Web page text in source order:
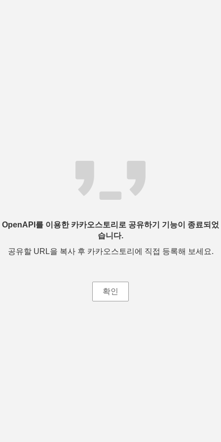
OpenAPI를 이용한 카카오스토리로 공유하기 기능이 종료되었
습니다.
공유할 URL을 복사 후 카카오스토리에 직접 등록해 보세요.
확인